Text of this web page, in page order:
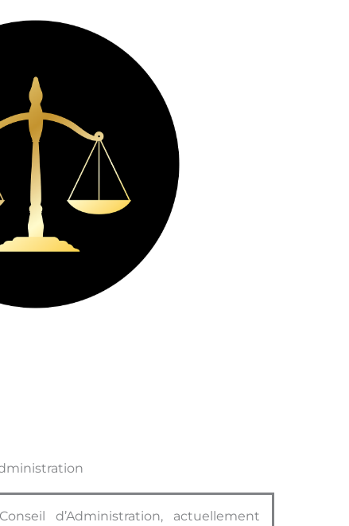
d’Administration, actuellement